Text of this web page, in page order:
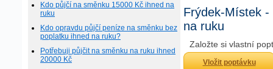
Kdo půjčí na směnku 15000 Kč ihned na
ruku
Kdo opravdu půjčí peníze na směnku bez
poplatku ihned na ruku?
Potřebuji půjčit na směnku na ruku ihned
20000 Kč
Frýdek-Místek -
na ruku
Založte si vlastní
Vložit poptávku